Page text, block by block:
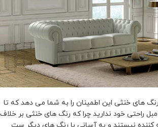
های خنثی این اطمینان را به شما می دهد که تا
راحتی خود ندارید چرا که رنگ های خنثی بر خلاف